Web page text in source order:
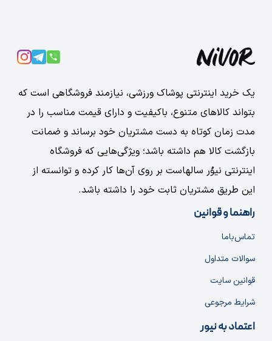
یک خرید اینترنتی پوشاک ورزشی، نیازمند فروشگاهی است که
بتواند کالاهای متنوع، باکیفیت و دارای قیمت مناسب را در
مدت زمان کوتاه به دست مشتریان خود برساند و ضمانت
بازگشت کالا هم داشته باشد؛ ویژگی‌هایی که فروشگاه
اینترنتی نیوُر سالهاست بر روی آن‌ها کار کرده و توانسته از
این طریق مشتریان ثابت خود را داشته باشد.
راهنما و قوانین
تماس‌با‌ما
سوالات متداول
قوانین سایت
شرایط مرجوعی
اعتماد به نیور